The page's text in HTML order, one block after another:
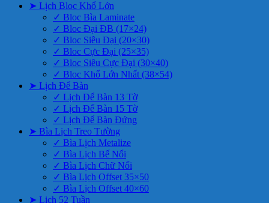
➤ Lịch Bloc Khổ Lớn
✓ Bloc Bìa Laminate
✓ Bloc Đại ĐB (17×24)
✓ Bloc Siêu Đại (20×30)
✓ Bloc Cực Đại (25×35)
✓ Bloc Siêu Cực Đại (30×40)
✓ Bloc Khổ Lớn Nhất (38×54)
➤ Lịch Để Bàn
✓ Lịch Để Bàn 13 Tờ
✓ Lịch Để Bàn 15 Tờ
✓ Lịch Để Bàn Đứng
➤ Bìa Lịch Treo Tường
✓ Bìa Lịch Metalize
✓ Bìa Lịch Bế Nổi
✓ Bìa Lịch Chữ Nổi
✓ Bìa Lịch Offset 35×50
✓ Bìa Lịch Offset 40×60
➤ Lịch 52 Tuần